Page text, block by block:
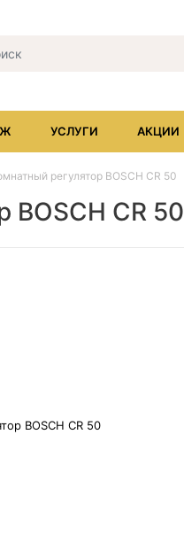
УСЛУГИ АКЦИИ
регулятор BOSCH CR 50
BOSCH CR 50